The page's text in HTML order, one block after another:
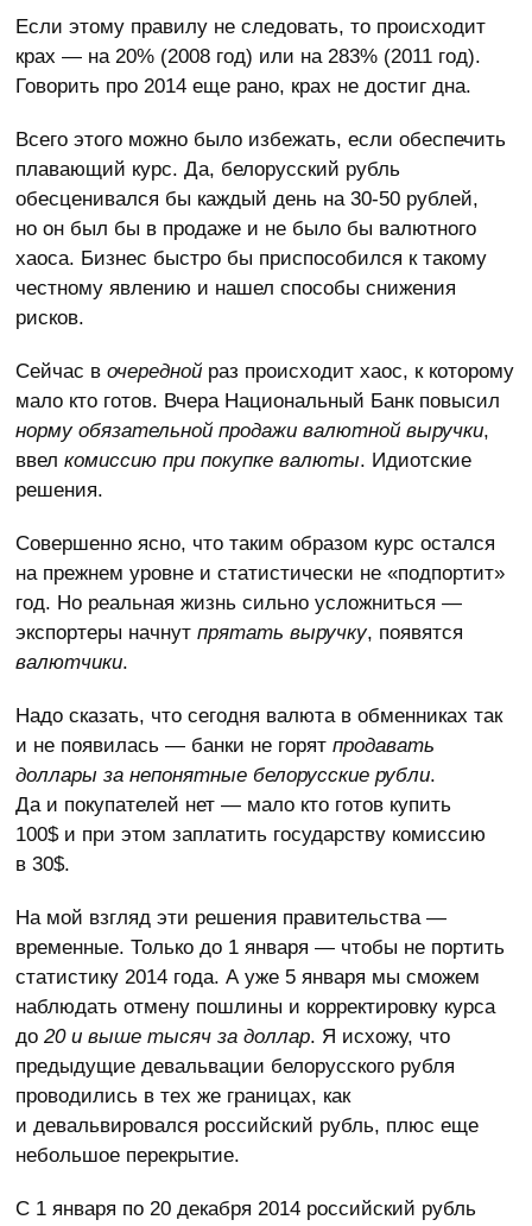
Если этому правилу не следовать, то происходит
крах — на 20% (2008 год) или на 283% (2011 год).
Говорить про 2014 еще рано, крах не достиг дна.
Всего этого можно было избежать, если обеспечить
плавающий курс. Да, белорусский рубль
обесценивался бы каждый день на 30-50 рублей,
но он был бы в продаже и не было бы валютного
хаоса. Бизнес быстро бы приспособился к такому
честному явлению и нашел способы снижения
рисков.
Сейчас вочередной раз происходит хаос, к которому
мало кто готов. Вчера Национальный Банк повысил
норму обязательной продажи валютной выручки,
ввелкомиссию при покупке валюты. Идиотские
решения.
Совершенно ясно, что таким образом курс остался
на прежнем уровне и статистически не «подпортит»
год. Но реальная жизнь сильно усложниться —
экспортеры начнутпрятать выручку, появятся
валютчики.
Надо сказать, что сегодня валюта в обменниках так
и не появилась — банки не горятпродавать
доллары за непонятные белорусские рубли.
Да и покупателей нет — мало кто готов купить
100$ и при этом заплатить государству комиссию
в 30$.
На мой взгляд эти решения правительства —
временные. Только до 1 января — чтобы не портить
статистику 2014 года. А уже 5 января мы сможем
наблюдать отмену пошлины и корректировку курса
до20 и выше тысяч за доллар. Я исхожу, что
предыдущие девальвации белорусского рубля
проводились в тех же границах, как
и девальвировался российский рубль, плюс еще
небольшое перекрытие.
С 1 января по 20 декабря 2014 российский рубль